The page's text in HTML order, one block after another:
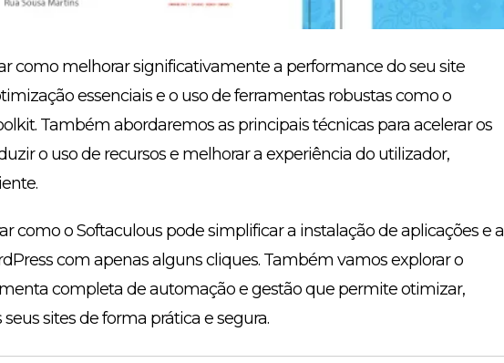
como melhorar significativamente a performance do seu site
essenciais e o uso de ferramentas robustas como o
Também abordaremos as principais técnicas para acelerar os
o uso de recursos e melhorar a experiência do utilizador,
como o Softaculous pode simplificar a instalação de aplicações e a
com apenas alguns cliques. Também vamos explorar o
completa de automação e gestão que permite otimizar,
sites de forma prática e segura.